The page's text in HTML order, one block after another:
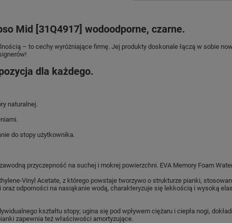
Mid [31Q4917] wodoodporne, czarne.
– to cechy wyróżniające firmę. Jej produkty doskonale łączą w sobie
dla każdego.
naturalnej.
do stopy użytkownika.
przyczepność na suchej i mokrej powierzchni. EVA Memory Foam
Vinyl Acetate, z którego powstaje tworzywo o strukturze pianki,
odporności na nasiąkanie wodą, charakteryzuje się lekkością i wysoką
kształtu stopy; ugina się pod wpływem ciężaru i ciepła nogi,
zapewnia też właściwości amortyzujące.